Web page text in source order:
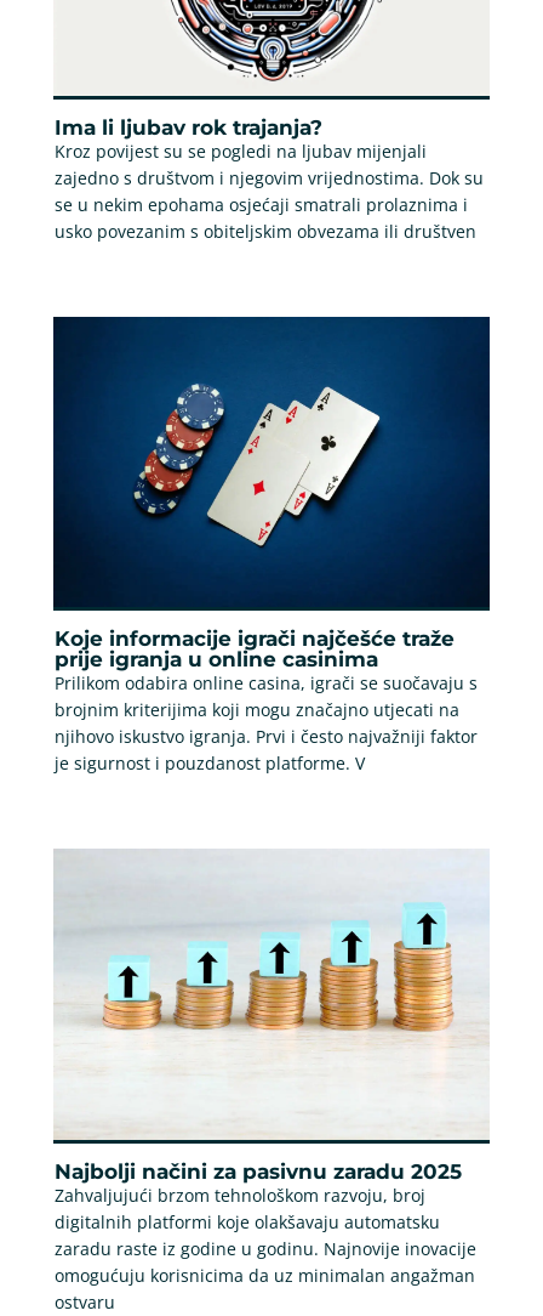
Ima li ljubav rok trajanja?
Kroz povijest su se pogledi na ljubav mijenjali
zajedno s društvom i njegovim vrijednostima. Dok su
se u nekim epohama osjećaji smatrali prolaznima i
usko povezanim s obiteljskim obvezama ili društven
Koje informacije igrači najčešće traže
prije igranja u online casinima
Prilikom odabira online casina, igrači se suočavaju s
brojnim kriterijima koji mogu značajno utjecati na
njihovo iskustvo igranja. Prvi i često najvažniji faktor
je sigurnost i pouzdanost platforme. V
Najbolji načini za pasivnu zaradu 2025
Zahvaljujući brzom tehnološkom razvoju, broj
digitalnih platformi koje olakšavaju automatsku
zaradu raste iz godine u godinu. Najnovije inovacije
omogućuju korisnicima da uz minimalan angažman
ostvaru